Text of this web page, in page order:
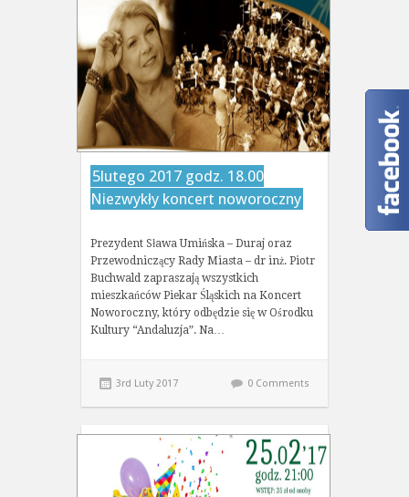
5lutego 2017 godz. 18.00
Niezwykły koncert noworoczny
Prezydent Sława Umińska – Duraj oraz
Przewodniczący Rady Miasta – dr inż. Piotr
Buchwald zapraszają wszystkich
mieszkańców Piekar Śląskich na Koncert
Noworoczny, który odbędzie się w Ośrodku
Kultury “Andaluzja”. Na…
3rd Luty 2017 0 Comments